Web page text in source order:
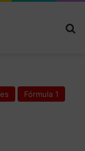
Fórmula 1